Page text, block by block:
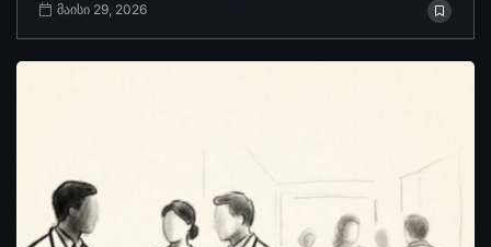
მაისი 29, 2026